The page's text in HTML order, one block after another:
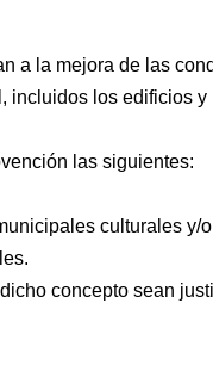
a la mejora de las
incluidos los edificios
las siguientes:
culturales y/
concepto sean